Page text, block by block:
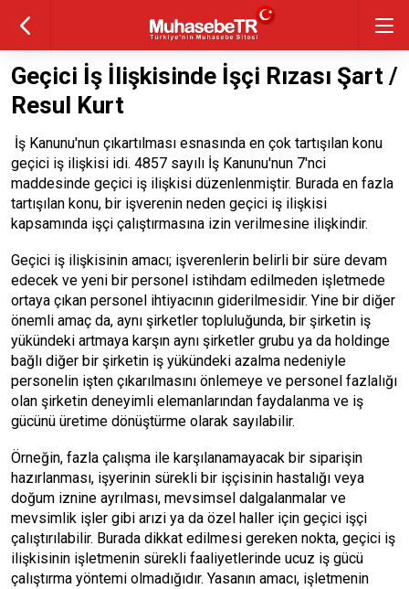
Geçici İş İlişkisinde İşçi Rızası Şart /
Resul Kurt
İş Kanunu'nun çıkartılması esnasında en çok tartışılan konu
geçici iş ilişkisi idi. 4857 sayılı İş Kanunu'nun 7'nci
maddesinde geçici iş ilişkisi düzenlenmiştir. Burada en fazla
tartışılan konu, bir işverenin neden geçici iş ilişkisi
kapsamında işçi çalıştırmasına izin verilmesine ilişkindir.
Geçici iş ilişkisinin amacı; işverenlerin belirli bir süre devam
edecek ve yeni bir personel istihdam edilmeden işletmede
ortaya çıkan personel ihtiyacının giderilmesidir. Yine bir diğer
önemli amaç da, aynı şirketler topluluğunda, bir şirketin iş
yükündeki artmaya karşın aynı şirketler grubu ya da holdinge
bağlı diğer bir şirketin iş yükündeki azalma nedeniyle
personelin işten çıkarılmasını önlemeye ve personel fazlalığı
olan şirketin deneyimli elemanlarından faydalanma ve iş
gücünü üretime dönüştürme olarak sayılabilir.
Örneğin, fazla çalışma ile karşılanamayacak bir siparişin
hazırlanması, işyerinin sürekli bir işçisinin hastalığı veya
doğum iznine ayrılması, mevsimsel dalgalanmalar ve
mevsimlik işler gibi arızi ya da özel haller için geçici işçi
çalıştırılabilir. Burada dikkat edilmesi gereken nokta, geçici iş
ilişkisinin işletmenin sürekli faaliyetlerinde ucuz iş gücü
çalıştırma yöntemi olmadığıdır. Yasanın amacı, işletmenin